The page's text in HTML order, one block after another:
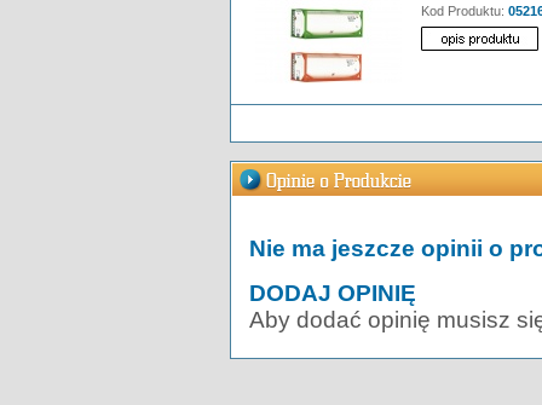
Kod Produktu:
Nie ma jeszcze opinii o
DODAJ OPINIĘ
Aby dodać opinię musisz